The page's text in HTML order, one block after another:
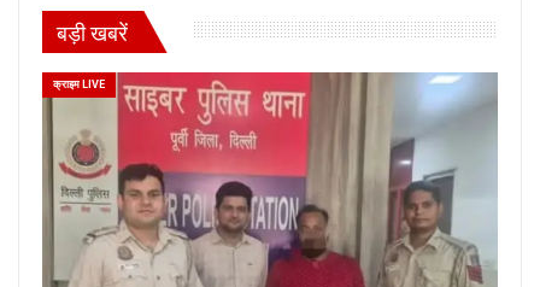
बड़ी खबरें
क्राइम LIVE